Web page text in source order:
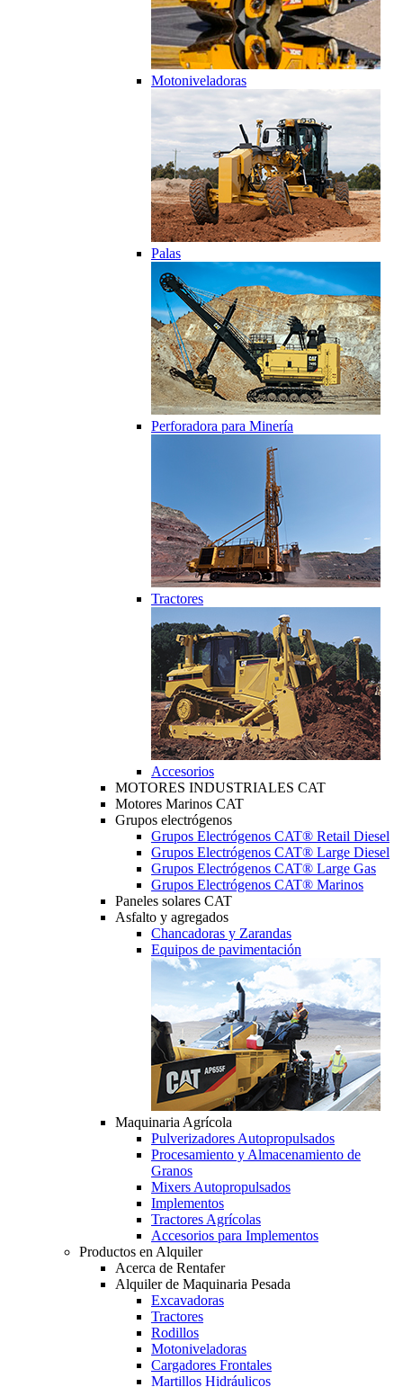
Motoniveladoras
Palas
Perforadora para Minería
Tractores
Accesorios
MOTORES INDUSTRIALES CAT
Motores Marinos CAT
Grupos electrógenos
Grupos Electrógenos CAT® Retail Diesel
Grupos Electrógenos CAT® Large Diesel
Grupos Electrógenos CAT® Large Gas
Grupos Electrógenos CAT® Marinos
Paneles solares CAT
Asfalto y agregados
Chancadoras y Zarandas
Equipos de pavimentación
Maquinaria Agrícola
Pulverizadores Autopropulsados
Procesamiento y Almacenamiento de
Granos
Mixers Autopropulsados
Implementos
Tractores Agrícolas
Accesorios para Implementos
Productos en Alquiler
Acerca de Rentafer
Alquiler de Maquinaria Pesada
Excavadoras
Tractores
Rodillos
Motoniveladoras
Cargadores Frontales
Martillos Hidráulicos